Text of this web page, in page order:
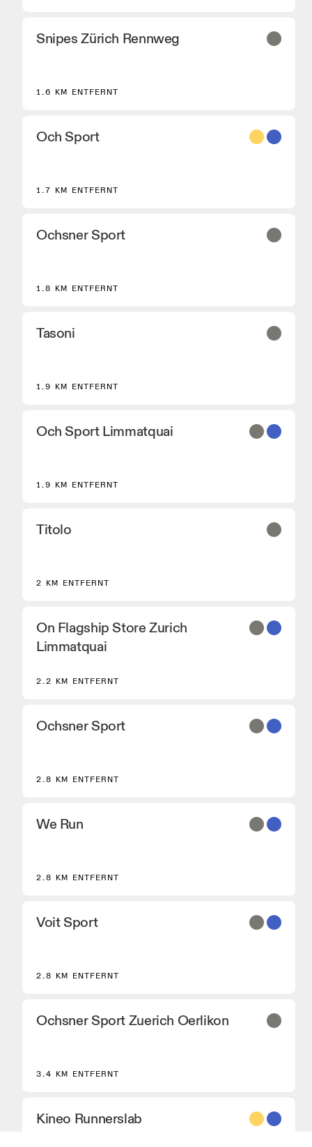
Snipes Zürich Rennweg
1.6 KM ENTFERNT
Och Sport
1.7 KM ENTFERNT
Ochsner Sport
1.8 KM ENTFERNT
Tasoni
1.9 KM ENTFERNT
Och Sport Limmatquai
1.9 KM ENTFERNT
Titolo
2 KM ENTFERNT
On Flagship Store Zurich
Limmatquai
2.2 KM ENTFERNT
Ochsner Sport
2.8 KM ENTFERNT
We Run
2.8 KM ENTFERNT
Voit Sport
2.8 KM ENTFERNT
Ochsner Sport Zuerich Oerlikon
3.4 KM ENTFERNT
Kineo Runnerslab